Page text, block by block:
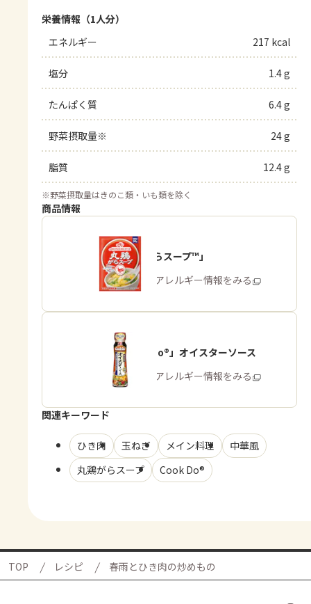
栄養情報（1人分）
エネルギー
217 kcal
塩分 1.4 g
たんぱく質 6.4 g
野菜摂取量※ 24 g
脂質 12.4 g
※野菜摂取量はきのこ類・いも類を除く
商品情報
「丸鶏がらスープ™」
商品・アレルギー情報をみる
「Cook Do®」オイスターソース
商品・アレルギー情報をみる
関連キーワード
ひき肉 玉ねぎ メイン料理
中華風
丸鶏がらスープ
Cook Do®
TOP レシピ 春雨とひき肉の炒めもの